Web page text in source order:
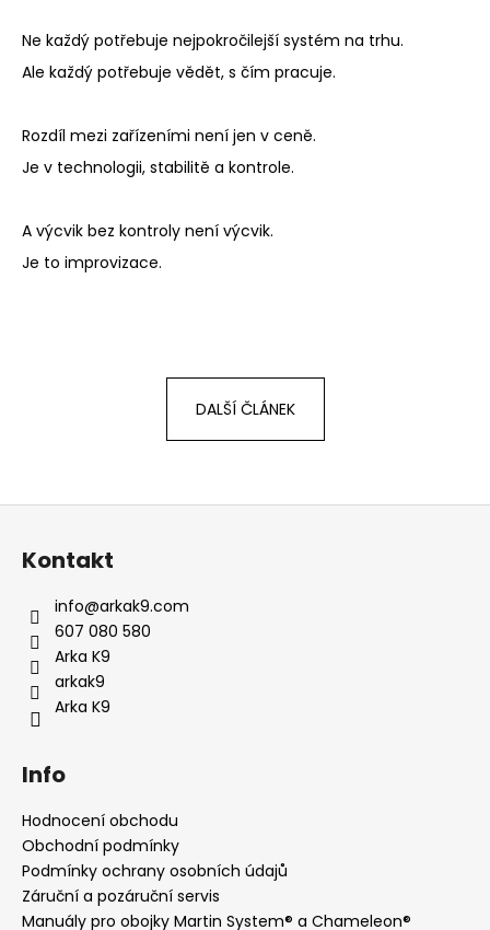
Ne každý potřebuje nejpokročilejší systém na trhu.
Ale každý potřebuje vědět, s čím pracuje.
Rozdíl mezi zařízeními není jen v ceně.
Je v technologii, stabilitě a kontrole.
A výcvik bez kontroly není výcvik.
Je to improvizace.
DALŠÍ ČLÁNEK
Z
Kontakt
info@arkak9.com
607 080 580
Arka K9
arkak9
Arka K9
Info
Hodnocení obchodu
Obchodní podmínky
Podmínky ochrany osobních údajů
Záruční a pozáruční servis
Manuály pro obojky Martin System® a Chameleon®